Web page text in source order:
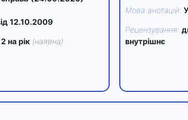
12.10.2009
2 на рік (наявна)
Мова анотацій:
Рецензування:
внутрішнє